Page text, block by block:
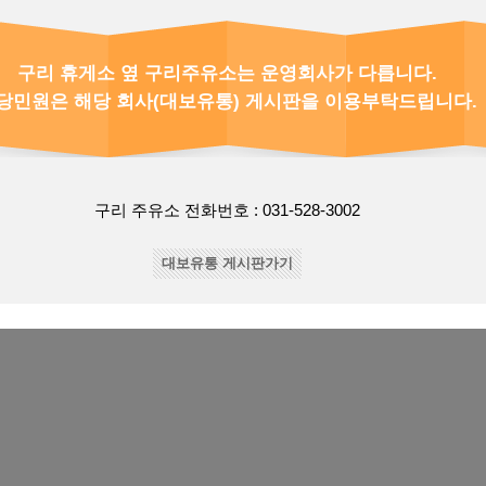
구리 휴게소 옆 구리주유소는 운영회사가 다릅니다.
민원은 해당 회사(대보유통) 게시판을 이용부탁드립니다.
구리 주유소 전화번호 : 031-528-3002
대보유통 게시판가기
수도권제1순환고속도로32(사노동 170-13) 구리휴게소 |
Copyrightⓒ2018 구리휴게소 ALL RIGHT RESERVED